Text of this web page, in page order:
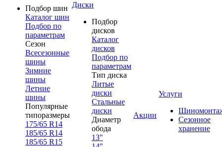
Подбор шин
Каталог шин
Подбор по
параметрам
Сезон
Всесезонные
шины
Зимние
шины
Летние
шины
Популярные
типоразмеры
175/65 R14
185/65 R14
185/65 R15
Диски
Подбор
дисков
Каталог
дисков
Подбор по
параметрам
Тип диска
Литые
диски
Стальные
диски
Диаметр
обода
13"
Акции
Услуги
Сезонное
хранение